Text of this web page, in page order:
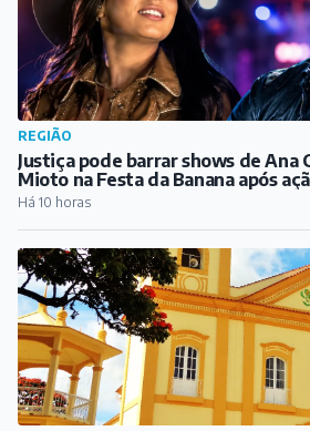
REGIÃO
Justiça pode barrar shows de Ana
Mioto na Festa da Banana após
Público
Há 10 horas